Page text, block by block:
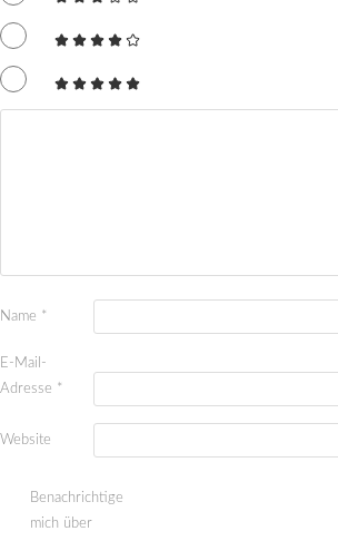
Name *
E-Mail-
Adresse *
Website
Benachrichtige
mich über